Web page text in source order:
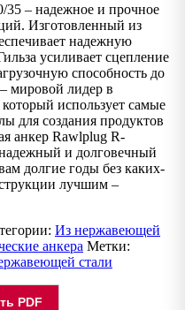
– надежное и прочное
Изготовленный из
надежную
усиливает сцепление
способность до
мировой лидер в
использует самые
для создания продуктов
анкер Rawlplug R-
и долговечный
долгие годы без каких-
лучшим –
Из нержавеющей
анкера Метки:
стали
PDF